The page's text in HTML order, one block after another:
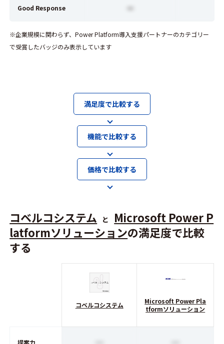
Good Response ー
※企業規模に関わらず、Power Platform導入支援パートナーのカテゴリー
で受賞したバッジのみ表示しています
満足度で比較する
機能で比較する
価格で比較する
コベルコシステム と
Microsoft Power P
latformソリューションの満足度で比較
する
コベルコシステム
Microsoft Power Pla
tformソリューション